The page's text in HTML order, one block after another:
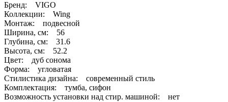
Бренд: VIGO
Коллекции: Wing
Монтаж: подвесной
Ширина, см: 56
Глубина, см: 31.6
Высота, см: 52.2
Цвет: дуб сонома
Форма: угловатая
Стилистика дизайна: современный стиль
Комплектация: тумба, сифон
Возможность установки над стир. машиной: нет